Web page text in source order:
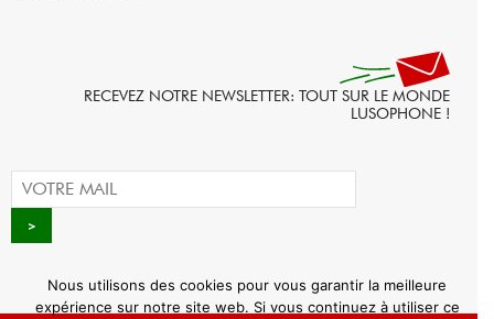
RECEVEZ NOTRE NEWSLETTER: TOUT SUR LE MONDE
LUSOPHONE !
Nous utilisons des cookies pour vous garantir la meilleure
expérience sur notre site web. Si vous continuez à utiliser ce